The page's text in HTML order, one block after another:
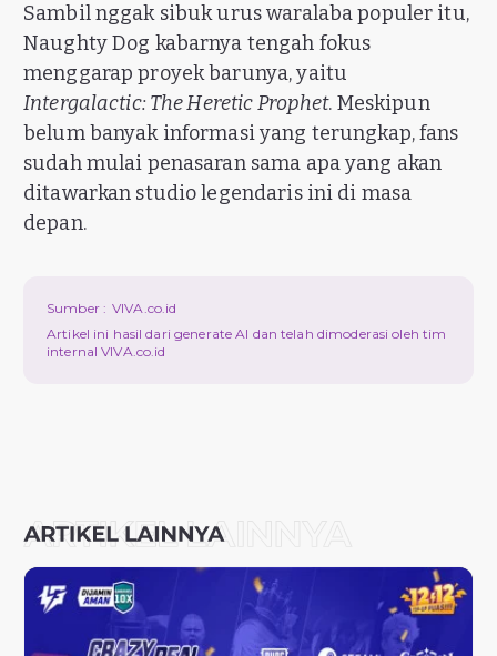
Sambil nggak sibuk urus waralaba populer itu,
Naughty Dog kabarnya tengah fokus
menggarap proyek barunya, yaitu
Intergalactic: The Heretic Prophet. Meskipun
belum banyak informasi yang terungkap, fans
sudah mulai penasaran sama apa yang akan
ditawarkan studio legendaris ini di masa
depan.
Sumber : VIVA.co.id
Artikel ini hasil dari generate AI dan telah dimoderasi oleh tim
internal VIVA.co.id